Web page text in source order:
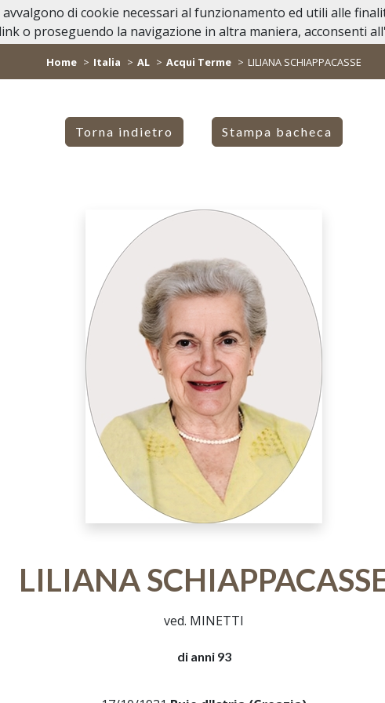
Home Casa Funeraria Lutti
Home Italia AL Acqui Terme LILIANA SCHIAPPACASSE
Torna indietro Stampa bacheca
LILIANA
ved. MINETTI
di anni 93
di cookie necessari al funzionamento ed utili alle
o proseguendo la navigazione in altra maniera, acconsenti